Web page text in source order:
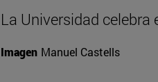
La Universidad celebra
Imagen Manuel Castells